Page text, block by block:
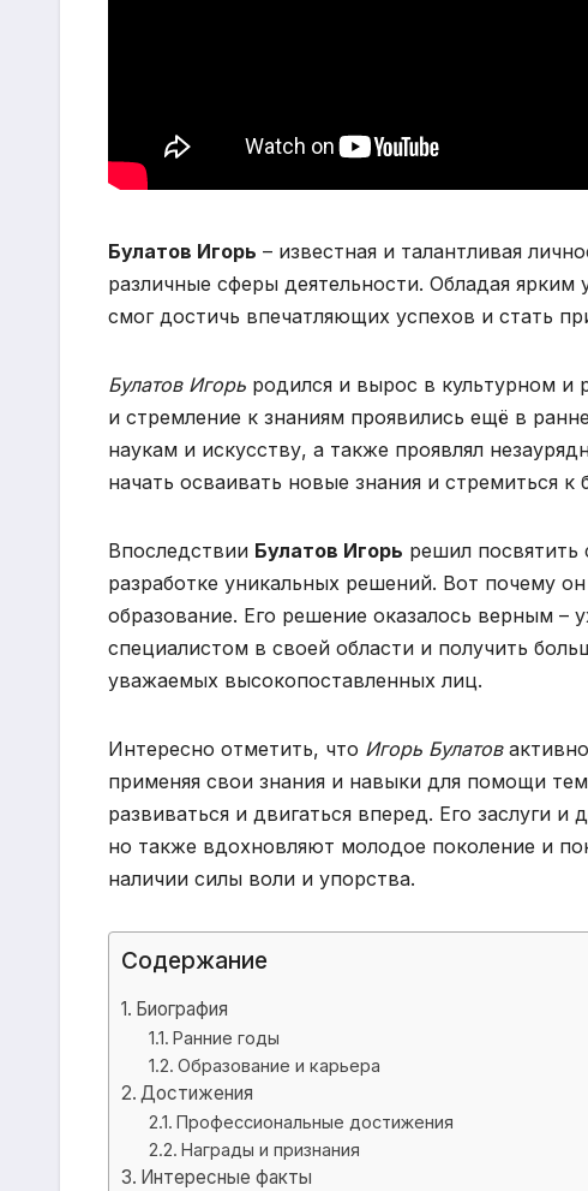
Булатов Игорь – известная и талантливая
различные сферы деятельности. Обладая
смог достичь впечатляющих успехов и стать
Булатов Игорь родился и вырос в культурном и
и стремление к знаниям проявились ещё в
наукам и искусству, а также проявлял
начать осваивать новые знания и стремиться
Впоследствии Булатов Игорь решил
разработке уникальных решений. Вот почему
образование. Его решение оказалось верным
специалистом в своей области и получить
уважаемых высокопоставленных лиц.
Интересно отметить, что Игорь Булатов
применяя свои знания и навыки для помощи
развиваться и двигаться вперед. Его заслуги
но также вдохновляют молодое поколение и
наличии силы воли и упорства.
Содержание
Биография
Ранние годы
Образование и карьера
Достижения
Профессиональные достижения
Награды и признания
Интересные факты